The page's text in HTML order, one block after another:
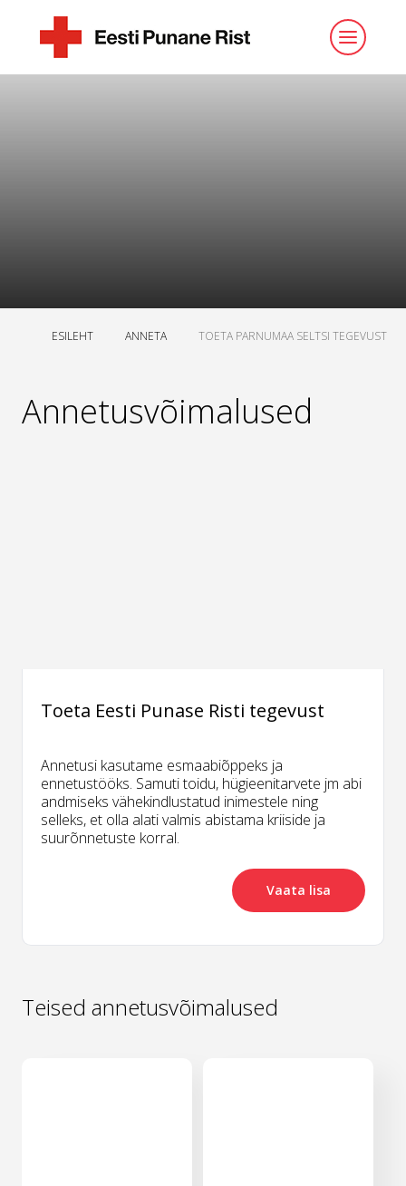
ESILEHT ANNETA TOETA PARNUMAA SELTSI TEGEVUST
Annetusvõimalused
Toeta Eesti Punase Risti tegevust
Annetusi kasutame esmaabiõppeks ja
ennetustööks. Samuti toidu, hügieenitarvete jm abi
andmiseks vähekindlustatud inimestele ning
selleks, et olla alati valmis abistama kriiside ja
suurõnnetuste korral.
Vaata lisa
Teised annetusvõimalused